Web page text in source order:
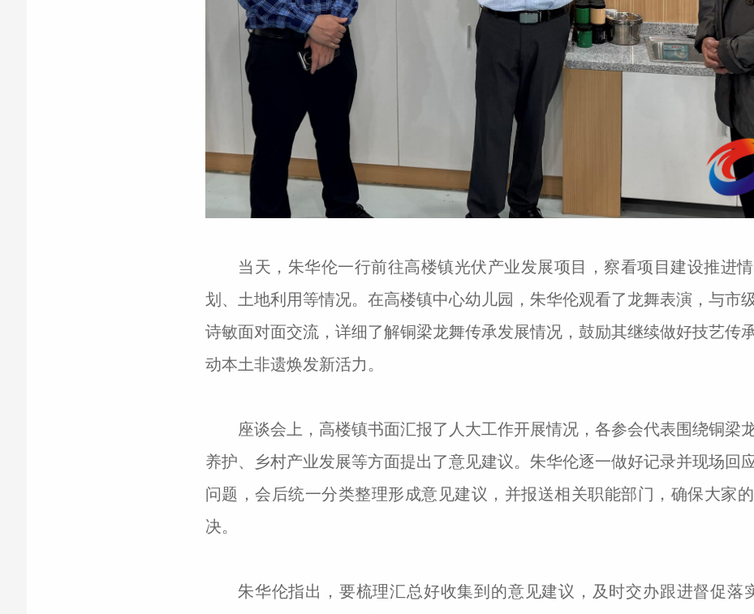
当天，朱华伦一行前往高楼镇光伏产业发展项目，察看项目建设推进
划、土地利用等情况。在高楼镇中心幼儿园，朱华伦观看了龙舞表演，与市
诗敏面对面交流，详细了解铜梁龙舞传承发展情况，鼓励其继续做好技艺传
动本土非遗焕发新活力。
座谈会上，高楼镇书面汇报了人大工作开展情况，各参会代表围绕铜梁
养护、乡村产业发展等方面提出了意见建议。朱华伦逐一做好记录并现场回
问题，会后统一分类整理形成意见建议，并报送相关职能部门，确保大家
决。
朱华伦指出，要梳理汇总好收集到的意见建议，及时交办跟进督促落